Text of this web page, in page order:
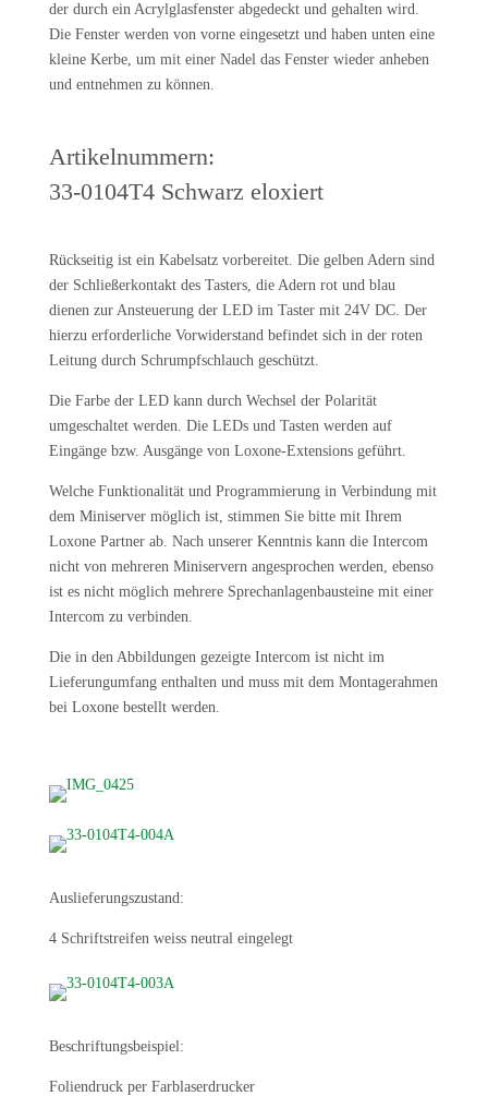
der durch ein Acrylglasfenster abgedeckt und gehalten wird.
Die Fenster werden von vorne eingesetzt und haben unten eine
kleine Kerbe, um mit einer Nadel das Fenster wieder anheben
und entnehmen zu können.
Artikelnummern:
33-0104T4 Schwarz eloxiert
Rückseitig ist ein Kabelsatz vorbereitet. Die gelben Adern sind
der Schließerkontakt des Tasters, die Adern rot und blau
dienen zur Ansteuerung der LED im Taster mit 24V DC. Der
hierzu erforderliche Vorwiderstand befindet sich in der roten
Leitung durch Schrumpfschlauch geschützt.
Die Farbe der LED kann durch Wechsel der Polarität
umgeschaltet werden. Die LEDs und Tasten werden auf
Eingänge bzw. Ausgänge von Loxone-Extensions geführt.
Welche Funktionalität und Programmierung in Verbindung mit
dem Miniserver möglich ist, stimmen Sie bitte mit Ihrem
Loxone Partner ab. Nach unserer Kenntnis kann die Intercom
nicht von mehreren Miniservern angesprochen werden, ebenso
ist es nicht möglich mehrere Sprechanlagenbausteine mit einer
Intercom zu verbinden.
Die in den Abbildungen gezeigte Intercom ist nicht im
Lieferungumfang enthalten und muss mit dem Montagerahmen
bei Loxone bestellt werden.
Auslieferungszustand:
4 Schriftstreifen weiss neutral eingelegt
Beschriftungsbeispiel:
Foliendruck per Farblaserdrucker